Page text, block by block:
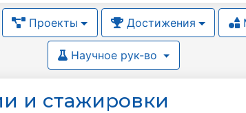
Проекты Достижения
Научное рук-во
и cтажировки